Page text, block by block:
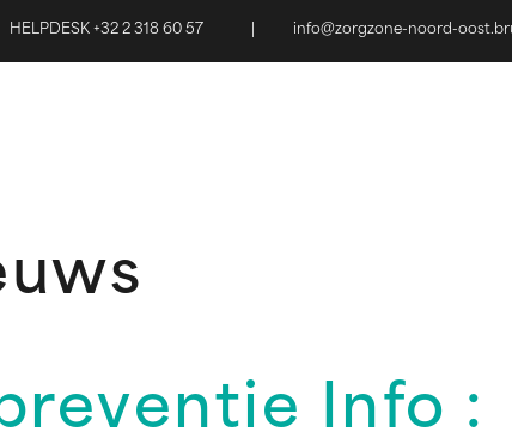
HELPDESK +32 2 318 60 57 info@zorgzone-noord-
Info :